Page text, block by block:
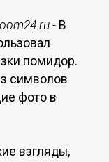
- В
помидор.
символов
фото в
взгляды,